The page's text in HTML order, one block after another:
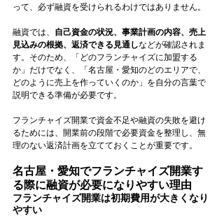
って、必ず融資を受けられるわけではありません。
融資では、 自己資金の状況、事業計画の内容、売上
見込みの根拠、返済できる見通しなどが確認されま
す。そのため、「どのフランチャイズに加盟する
か」だけでなく、「名古屋・愛知のどのエリアで、
どのように売上を作っていくのか」を自分の言葉で
説明できる準備が必要です。
フランチャイズ開業で資金不足や融資の失敗を避け
るためには、開業前の段階で必要資金を整理し、無
理のない返済計画を立てておくことが重要です。
名古屋・愛知でフランチャイズ開業す
る際に融資が必要になりやすい理由
フランチャイズ開業は初期費用が大きくなり
やすい